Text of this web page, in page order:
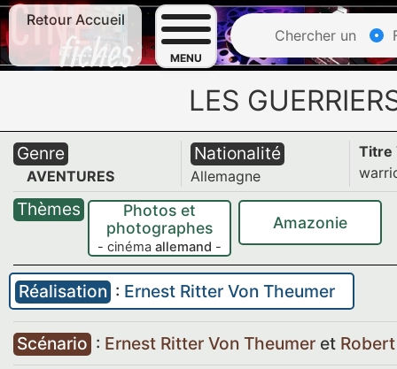
Retour Accueil
MENU
Chercher un
LES
Genre
AVENTURES
Nationalité
Allemagne
Titre
Thèmes
Photos et
photographes
- cinéma allemand -
Amazonie
Réalisation : Ernest Ritter Von Theumer
Scénario : Ernest Ritter Von Theumer et